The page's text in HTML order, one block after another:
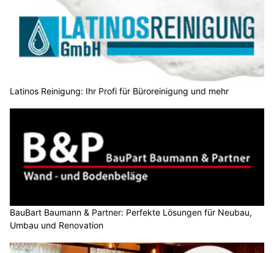
Latinos Reinigung: Ihr Profi für Büroreinigung und mehr
BauBart Baumann & Partner: Perfekte Lösungen für Neubau,
Umbau und Renovation